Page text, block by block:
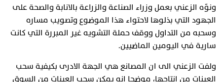
ونوّه الزعني بعمل وزراء الصناعة والزراعة بالانابة والصحة على
الجهود التي بذلوها لاحتواء هذا الموضوع وتصويب مساره
وسحبه من التداول ووقف حملة التشويه غير المبررة التي كانت
سارية في اليومين الماضيين.
ولفت الزعني الى ان المصانع هي الجهة الادرى بكيفية سحب
العينات من انتاجها، موضحا انه يمكن سحب العينات من السوق